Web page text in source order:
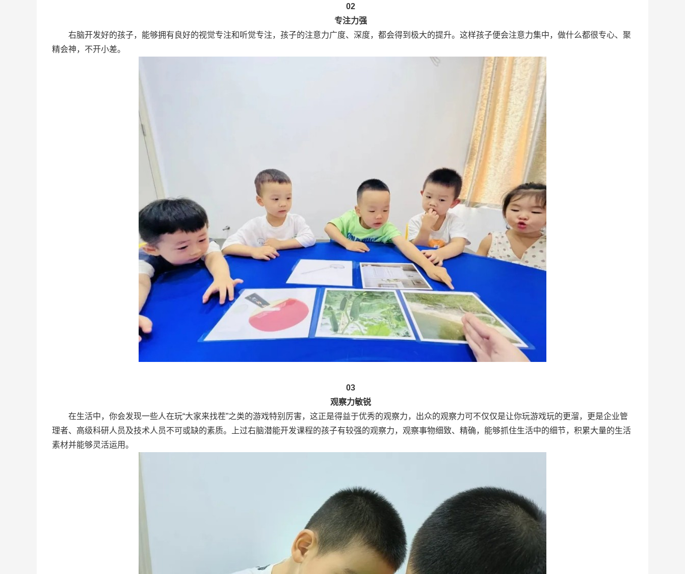
02
专注力强
右脑开发好的孩子，能够拥有良好的视觉专注和听觉专注，孩子的注意力广度、深度，都会得到极大的提升。这样孩子便会注意力集中，做什么都很专心、聚
精会神，不开小差。
03
观察力敏锐
在生活中，你会发现一些人在玩“大家来找茬”之类的游戏特别厉害，这正是得益于优秀的观察力，出众的观察力可不仅仅是让你玩游戏玩的更溜，更是企业管
理者、高级科研人员及技术人员不可或缺的素质。上过右脑潜能开发课程的孩子有较强的观察力，观察事物细致、精确，能够抓住生活中的细节，积累大量的生活
素材并能够灵活运用。